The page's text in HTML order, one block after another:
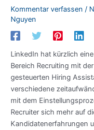
Kommentar verfassen /
Nguyen
LinkedIn hat kürzlich
Bereich Recruiting mit
gesteuerten Hiring
verschiedene
mit dem
Recruiter sich mehr auf
Kandidatenerfahrungen